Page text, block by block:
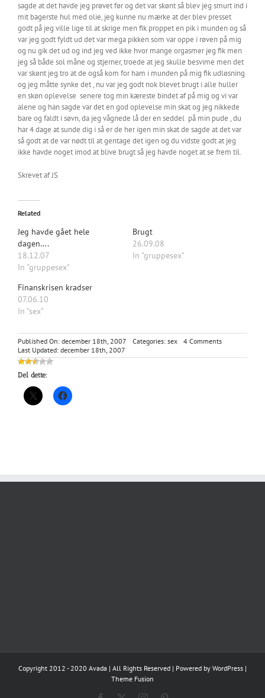
sagde at det havde jeg prøvet før og det var skønt så blev jeg smurt ind i
mit bagerste hul med olie, jeg kunne nu mærke at der blev presset
godt på jeg ville lige til at skrige men fik proppet en pik i munden og så
var jeg godt fyldt ud det var mega pikken som var oppe i røven på mig
og nu gik det ud og ind jeg ved ikke hvor mange orgasmer jeg fik men
jeg så både sol måne og stjerner, troede at jeg skulle besvime men det
var skønt jeg tro at de også kom for ham i munden på mig fik udløsning
og jeg måtte synke det , nu var jeg godt nok blevet brugt i alle huller
en skøn oplevelse senere tog min kæreste bindet af på mig og vi var
alene og han sagde var det en god oplevelse min skat og jeg nikkede
bare og faldt i søvn, da jeg vågnede lå der en seddel på min pude , du
har 4 dage at sunde dig i så er de her igen min skat de sagde at det var
så godt at de var nødt til at gentage det igen og du vidste godt at jeg
ikke havde noget imod at blive brugt så jeg havde noget at se frem til.
Skrevet af JS
Related
Jeg havde gået hele
dagen….
18.12.07
In "gruppesex"
Brugt
26.09.08
In "gruppesex"
Finanskrisen kradser
07.06.10
In "sex"
Published On: december 18th, 2007 Categories: sex 4 Commentson
fantasi
Last Updated: december 18th, 2007
Del dette:
Copyright 2012 - 2020 Avada | All Rights Reserved | Powered by WordPress |
Theme Fusion